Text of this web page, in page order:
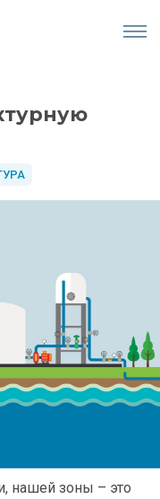
нашей зоны – это